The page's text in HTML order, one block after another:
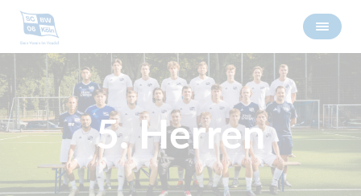
5. Herren